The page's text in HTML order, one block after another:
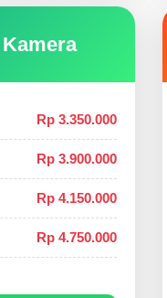
Rp 3.350.000
Rp 3.900.000
Rp 4.150.000
Rp 4.750.000